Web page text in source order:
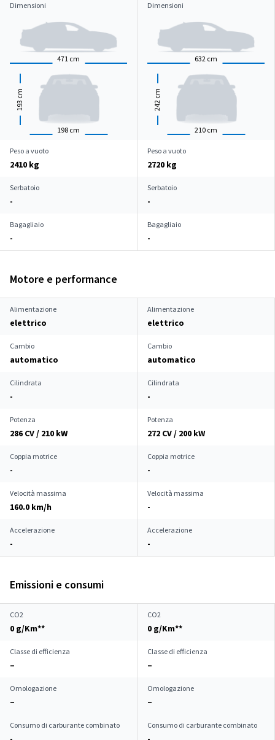
Dimensioni
471 cm
198 cm
193
cm
Dimensioni
632 cm
210 cm
242
cm
Peso a vuoto
2410 kg
Peso a vuoto
2720 kg
Serbatoio
-
Serbatoio
-
Bagagliaio
-
Bagagliaio
-
Motore e performance
Alimentazione
elettrico
Alimentazione
elettrico
Cambio
automatico
Cambio
automatico
Cilindrata
-
Cilindrata
-
Potenza
286 CV / 210 kW
Potenza
272 CV / 200 kW
Coppia motrice
-
Coppia motrice
-
Velocità massima
160.0 km/h
Velocità massima
-
Accelerazione
-
Accelerazione
-
Emissioni e consumi
CO2
0 g/Km**
CO2
0 g/Km**
Classe di efficienza
–
Classe di efficienza
–
Omologazione
–
Omologazione
–
Consumo di carburante combinato Consumo di carburante combinato